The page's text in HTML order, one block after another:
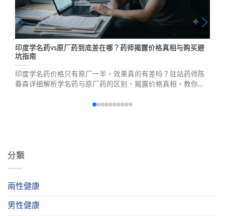
分類
兩性健康
男性健康
印度学名药vs原厂药到底差在哪？药师揭露价格真相与购买避
坑指南
印度学名药价格只有原厂一半，效果真的有差吗？驻站药师陈
春森详细解析学名药与原厂药的区别，揭露价格真相，教你如